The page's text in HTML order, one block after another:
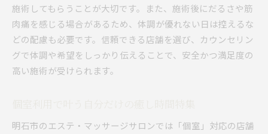
施術してもらうことが大切です。また、施術後にだるさや筋
肉痛を感じる場合があるため、体調が優れない日は控えるな
どの配慮も必要です。信頼できる店舗を選び、カウンセリン
グで体調や希望をしっかり伝えることで、安全かつ満足度の
高い施術が受けられます。
明石市のエステ・マッサージサロンでは「個室」対応の店舗